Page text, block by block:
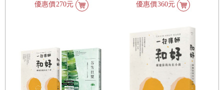
「擁抱禪」，重新開始美好親密
痕。「重新開始」讓你學會深
觀，並接受你所愛之人的原本面
貌，同時，也讓對方接受你的原
本面貌，瞭解你的傷痛，懷抱最
完整的你。
優惠價270元
人！不需要有「富爸爸」，也不
就能讓你從內在真正富起來！
「即便是最小額的錢，若能利用
它來表達我們的人道精神、我們
最崇高的理想與心靈最深處的承
諾與價值，它也能擁有無與倫比
的療癒力量。」 ──琳恩．崔斯
優惠價360元